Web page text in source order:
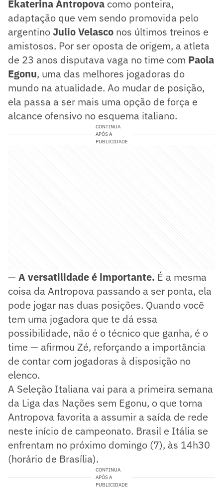
Ekaterina Antropova como ponteira,
adaptação que vem sendo promovida pelo
argentinoJulio Velasco nos últimos treinos e
amistosos. Por ser oposta de origem, a atleta
de 23 anos disputava vaga no time com Paola
Egonu, uma das melhores jogadoras do
mundo na atualidade. Ao mudar de posição,
ela passa a ser mais uma opção de força e
alcance ofensivo no esquema italiano.
CONTINUA
APÓS A
PUBLICIDADE
— A versatilidade é importante. É a mesma
coisa da Antropova passando a ser ponta, ela
pode jogar nas duas posições. Quando você
tem uma jogadora que te dá essa
possibilidade, não é o técnico que ganha, é o
time — afirmou Zé, reforçando a importância
de contar com jogadoras à disposição no
elenco.
A Seleção Italiana vai para a primeira semana
da Liga das Nações sem Egonu, o que torna
Antropova favorita a assumir a saída de rede
neste início de campeonato. Brasil e Itália se
enfrentam no próximo domingo (7), às 14h30
(horário de Brasília).
CONTINUA
APÓS A
PUBLICIDADE